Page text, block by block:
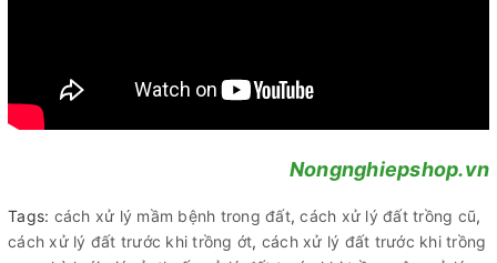
Nongnghiepshop.vn
Tags: cách xử lý mầm bệnh trong đất,cách xử lý đất trồng cũ,
cách xử lý đất trước khi trồng ớt, cách xử lý đất trước khi trồng